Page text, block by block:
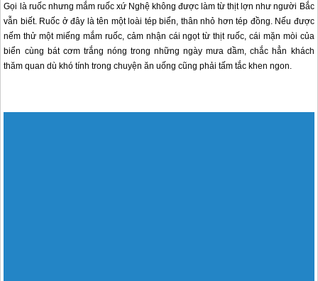
Gọi là ruốc nhưng mắm ruốc xứ Nghệ không được làm từ thịt lợn như người Bắc
vẫn biết. Ruốc ở đây là tên một loài tép biển, thân nhỏ hơn tép đồng. Nếu được
nếm thử một miếng mắm ruốc, cảm nhận cái ngọt từ thịt ruốc, cái mặn mòi của
biển cùng bát cơm trắng nóng trong những ngày mưa dầm, chắc hẳn khách
thăm quan dù khó tính trong chuyện ăn uống cũng phải tấm tắc khen ngon.